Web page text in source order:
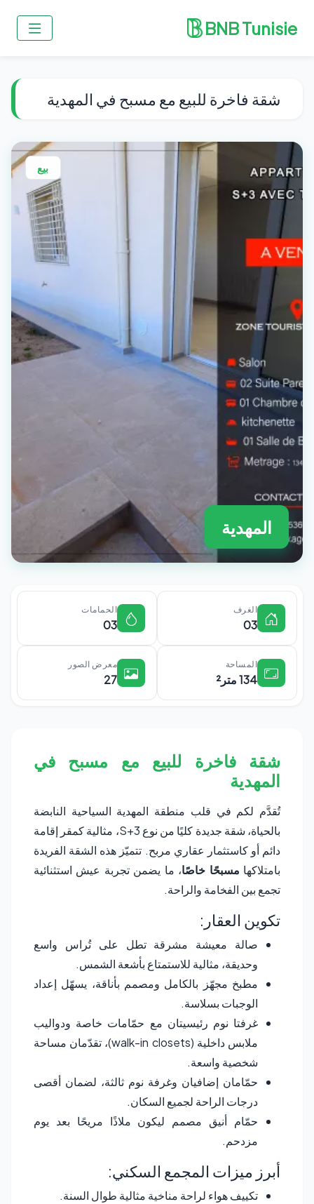
BNB Tunisie
شقة فاخرة للبيع مع مسبح في المهدية
بيع
المهدية
الغرف
03
الحمامات
03
المساحة
134 متر²
معرض الصور
27
شقة فاخرة للبيع مع مسبح في
المهدية
تُقدَّم لكم في قلب منطقة المهدية السياحية النابضة
بالحياة، شقة جديدة كليًا من نوع S+3، مثالية كمقر إقامة
دائم أو كاستثمار عقاري مربح. تتميّز هذه الشقة الفريدة
بامتلاكها مسبحًا خاصًا، ما يضمن تجربة عيش استثنائية
تجمع بين الفخامة والراحة.
تكوين العقار:
صالة معيشة مشرقة تطل على تُراس واسع
وحديقة، مثالية للاستمتاع بأشعة الشمس.
مطبخ مجهّز بالكامل ومصمم بأناقة، يسهّل إعداد
الوجبات بسلاسة.
غرفتا نوم رئيسيتان مع حمّامات خاصة ودواليب
ملابس داخلية (walk-in closets)، تقدّمان مساحة
شخصية واسعة.
حمّامان إضافيان وغرفة نوم ثالثة، لضمان أقصى
درجات الراحة لجميع السكان.
حمّام أنيق مصمم ليكون ملاذًا مريحًا بعد يوم
مزدحم.
أبرز ميزات المجمع السكني:
تكييف هواء لراحة مناخية مثالية طوال السنة.